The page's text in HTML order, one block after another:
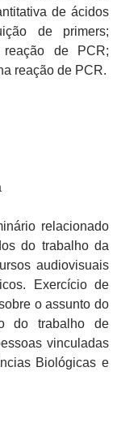
de ácidos
de primers;
de PCR;
reação de PCR.
relacionado
do trabalho da
audiovisuais
Exercício de
o assunto do
do trabalho de
vinculadas
Biológicas e